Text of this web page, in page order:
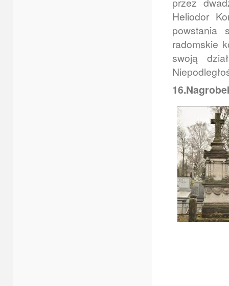
Heliodor
powstania
radomskie
swoją